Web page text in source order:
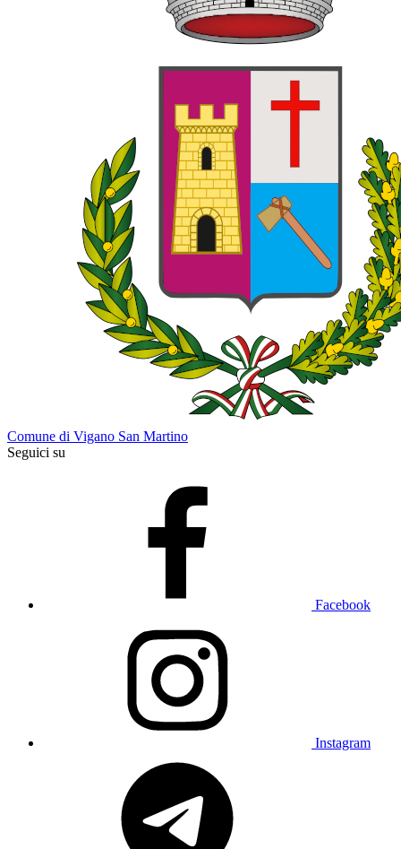
Comune di Vigano San Martino
Seguici su
Facebook
Instagram